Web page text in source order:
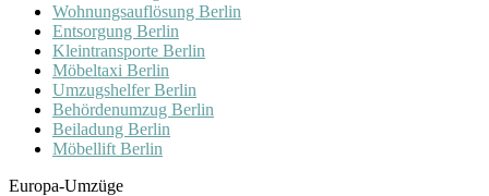
Wohnungsauflösung Berlin
Entsorgung Berlin
Kleintransporte Berlin
Möbeltaxi Berlin
Umzugshelfer Berlin
Behördenumzug Berlin
Beiladung Berlin
Möbellift Berlin
Europa-Umzüge